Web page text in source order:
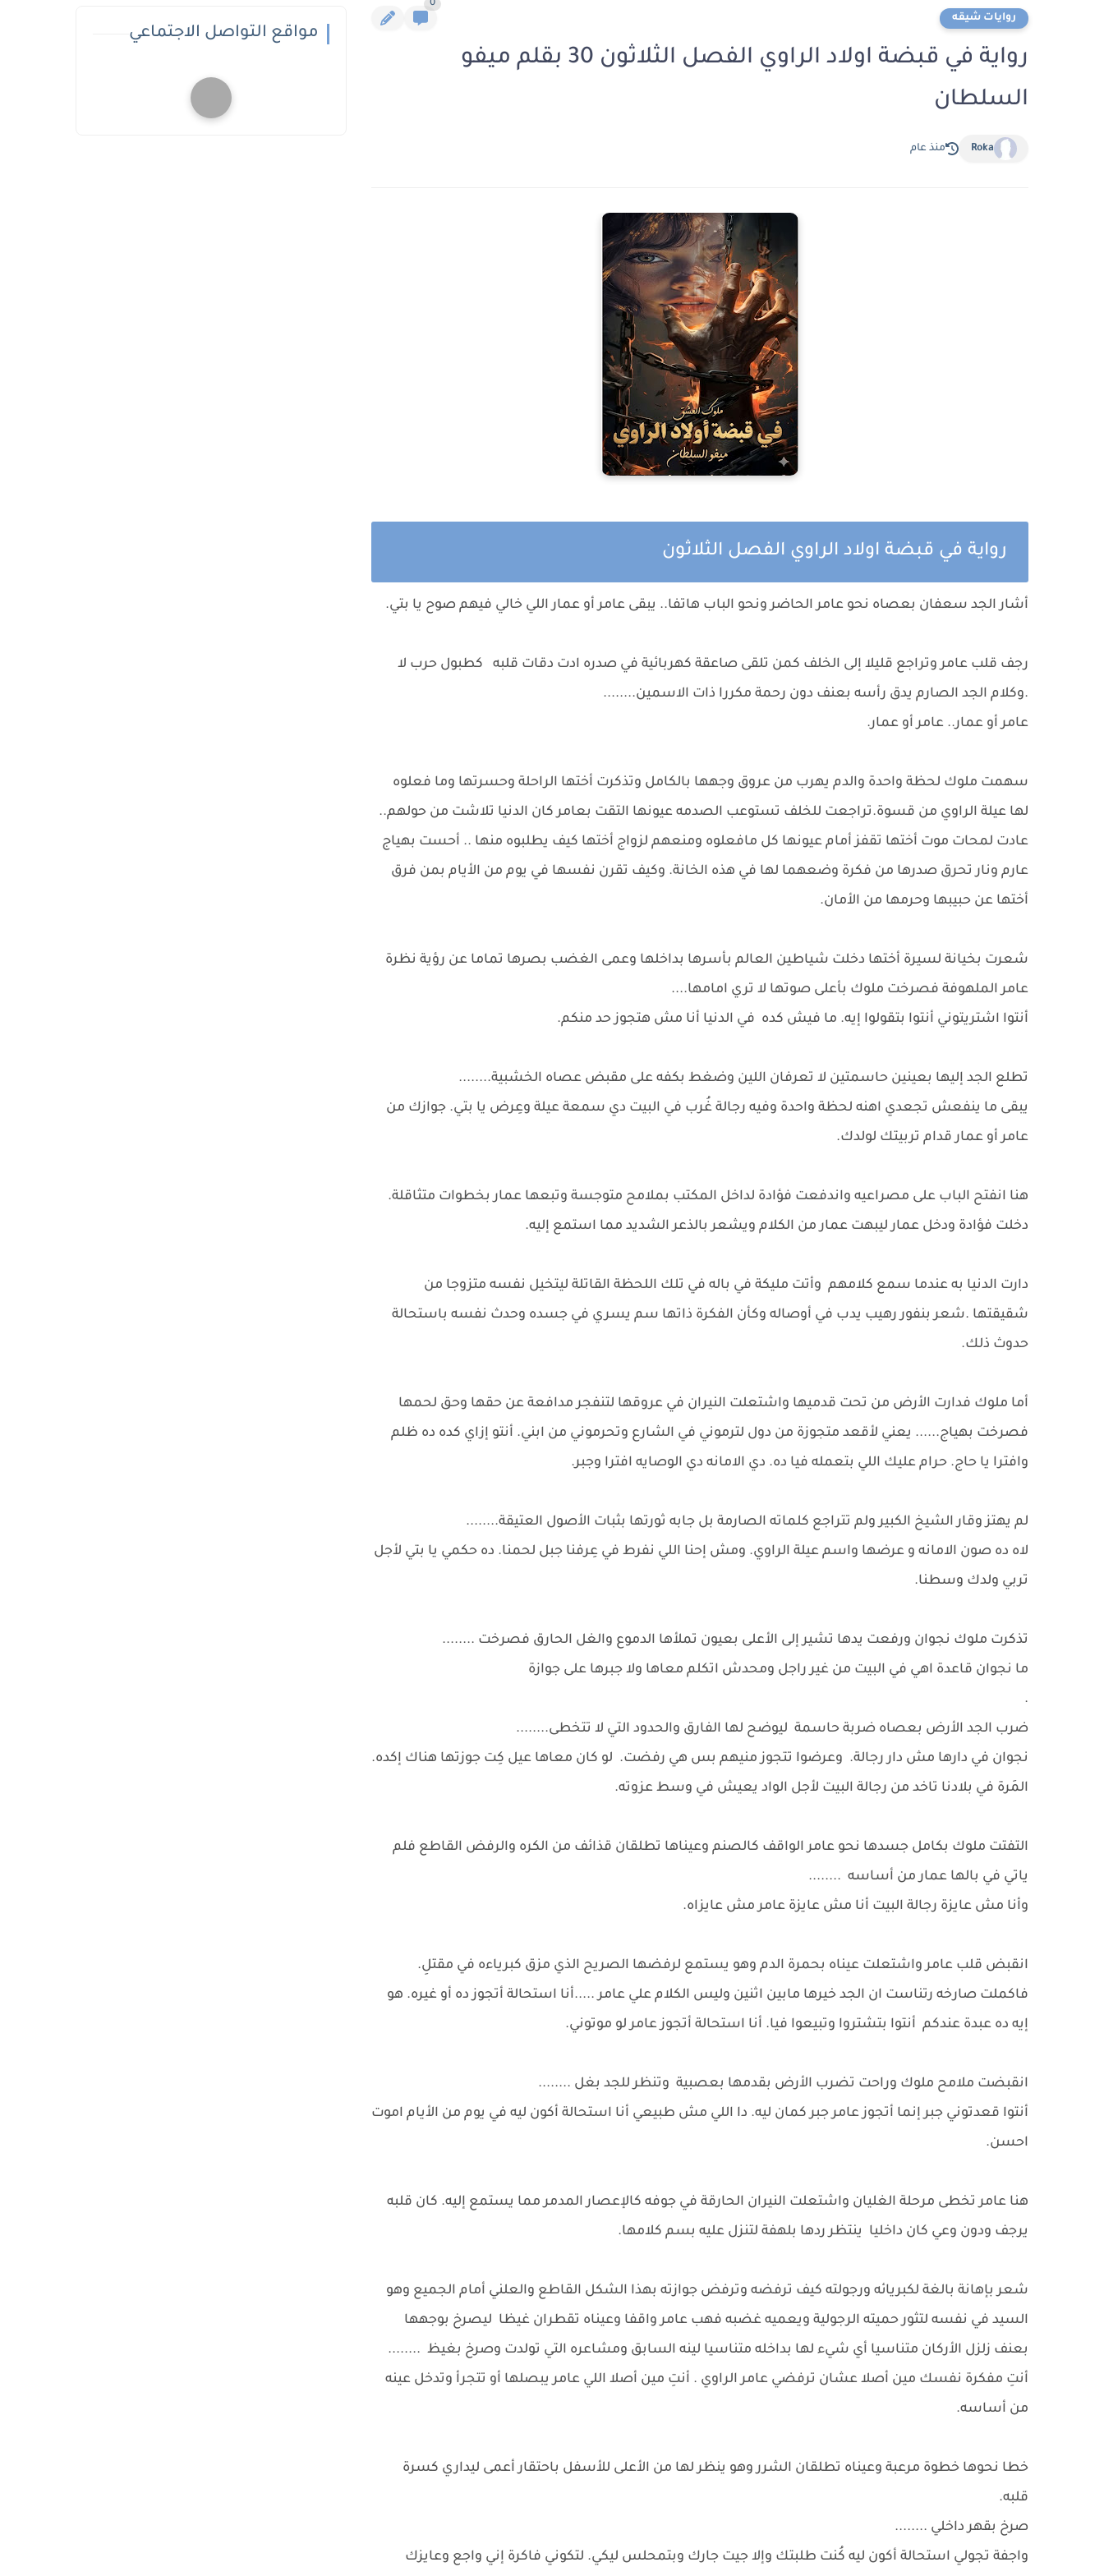
روايات شيقه
0
رواية في قبضة اولاد الراوي الفصل الثلاثون 30 بقلم ميفو
السلطان
Roka منذ عام
رواية في قبضة اولاد الراوي الفصل الثلاثون
أشار الجد سعفان بعصاه نحو عامر الحاضر ونحو الباب هاتفا.. يبقى عامر أو عمار اللي خالي فيهم صوح يا بتي.
رجف قلب عامر وتراجع قليلا إلى الخلف كمن تلقى صاعقة كهربائية في صدره ادت دقات قلبه كطبول حرب لا
.وكلام الجد الصارم يدق رأسه بعنف دون رحمة مكررا ذات الاسمين........
عامر أو عمار.. عامر أو عمار.
سهمت ملوك لحظة واحدة والدم يهرب من عروق وجهها بالكامل وتذكرت أختها الراحلة وحسرتها وما فعلوه
لها عيلة الراوي من قسوة.تراجعت للخلف تستوعب الصدمه عيونها التقت بعامر كان الدنيا تلاشت من حولهم..
عادت لمحات موت أختها تقفز أمام عيونها كل مافعلوه ومنعهم لزواج أختها كيف يطلبوه منها .. أحست بهياج
عارم ونار تحرق صدرها من فكرة وضعهما لها في هذه الخانة. وكيف تقرن نفسها في يوم من الأيام بمن فرق
أختها عن حبيبها وحرمها من الأمان.
شعرت بخيانة لسيرة أختها دخلت شياطين العالم بأسرها بداخلها وعمى الغضب بصرها تماما عن رؤية نظرة
عامر الملهوفة فصرخت ملوك بأعلى صوتها لا تري امامها....
أنتوا اشتريتوني أنتوا بتقولوا إيه. ما فيش كده في الدنيا أنا مش هتجوز حد منكم.
تطلع الجد إليها بعينين حاسمتين لا تعرفان اللين وضغط بكفه على مقبض عصاه الخشبية........
يبقى ما ينفعش تجعدي اهنه لحظة واحدة وفيه رجالة غُرب في البيت دي سمعة عيلة وعِرض يا بتي. جوازك من
عامر أو عمار قدام تربيتك لولدك.
هنا انفتح الباب على مصراعيه واندفعت فؤادة لداخل المكتب بملامح متوجسة وتبعها عمار بخطوات متثاقلة.
دخلت فؤادة ودخل عمار ليبهت عمار من الكلام ويشعر بالذعر الشديد مما استمع إليه.
دارت الدنيا به عندما سمع كلامهم وأتت مليكة في باله في تلك اللحظة القاتلة ليتخيل نفسه متزوجا من
شقيقتها .شعر بنفور رهيب يدب في أوصاله وكأن الفكرة ذاتها سم يسري في جسده وحدث نفسه باستحالة
حدوث ذلك.
أما ملوك فدارت الأرض من تحت قدميها واشتعلت النيران في عروقها لتنفجر مدافعة عن حقها وحق لحمها
فصرخت بهياج...... يعني لأقعد متجوزة من دول لترموني في الشارع وتحرموني من ابني. أنتو إزاي كده ده ظلم
وافترا يا حاج. حرام عليك اللي بتعمله فيا ده. دي الامانه دي الوصايه افترا وجبر.
لم يهتز وقار الشيخ الكبير ولم تتراجع كلماته الصارمة بل جابه ثورتها بثبات الأصول العتيقة........
لاه ده صون الامانه و عرضها واسم عيلة الراوي. ومش إحنا اللي نفرط في عِرفنا جبل لحمنا. ده حكمي يا بتي لأجل
تربي ولدك وسطنا.
تذكرت ملوك نجوان ورفعت يدها تشير إلى الأعلى بعيون تملأها الدموع والغل الحارق فصرخت ........
ما نجوان قاعدة اهي في البيت من غير راجل ومحدش اتكلم معاها ولا جبرها على جوازة
.
ضرب الجد الأرض بعصاه ضربة حاسمة ليوضح لها الفارق والحدود التي لا تتخطى........
نجوان في دارها مش دار رجالة. وعرضوا تتجوز منيهم بس هي رفضت. لو كان معاها عيل كِت جوزتها هناك إكده.
المَرة في بلادنا تاخد من رجالة البيت لأجل الواد يعيش في وسط عزوته.
التفتت ملوك بكامل جسدها نحو عامر الواقف كالصنم وعيناها تطلقان قذائف من الكره والرفض القاطع فلم
ياتي في بالها عمار من أساسه ........
وأنا مش عايزة رجالة البيت أنا مش عايزة عامر مش عايزاه.
انقبض قلب عامر واشتعلت عيناه بحمرة الدم وهو يستمع لرفضها الصريح الذي مزق كبرياءه في مقتلِ.
فاكملت صارخه رتناست ان الجد خيرها مابين اثنين وليس الكلام علي عامر .....أنا استحالة أتجوز ده أو غيره. هو
إيه ده عبدة عندكم أنتوا بتشتروا وتبيعوا فيا. أنا استحالة أتجوز عامر لو موتوني.
انقبضت ملامح ملوك وراحت تضرب الأرض بقدمها بعصبية وتنظر للجد بغل ........
أنتوا قعدتوني جبر إنما أتجوز عامر جبر كمان ليه. دا اللي مش طبيعي أنا استحالة أكون ليه في يوم من الأيام اموت
احسن.
هنا عامر تخطى مرحلة الغليان واشتعلت النيران الحارقة في جوفه كالإعصار المدمر مما يستمع إليه. كان قلبه
يرجف ودون وعي كان داخليا ينتظر ردها بلهفة لتنزل عليه بسم كلامها.
شعر بإهانة بالغة لكبريائه ورجولته كيف ترفضه وترفض جوازته بهذا الشكل القاطع والعلني أمام الجميع وهو
السيد في نفسه لتثور حميته الرجولية ويعميه غضبه فهب عامر واقفا وعيناه تقطران غيظا ليصرخ بوجهها
بعنف زلزل الأركان متناسيا أي شيء لها بداخله متناسيا لينه السابق ومشاعره التي تولدت وصرخ بغيظ ........
أنتِ مفكرة نفسك مين أصلا عشان ترفضي عامر الراوي . أنتِ مين أصلا اللي عامر يبصلها أو تتجرأ وتدخل عينه
من أساسه.
خطا نحوها خطوة مرعبة وعيناه تطلقان الشرر وهو ينظر لها من الأعلى للأسفل باحتقار أعمى ليداري كسرة
قلبه.
صرخ بقهر داخلي ........
واجفة تجولي استحالة أكون ليه كُنت طلبتك وإلا جيت جارك وبتمحلس ليكي. لتكوني فاكرة إني واجع وعايزك
مواقع التواصل الاجتماعي